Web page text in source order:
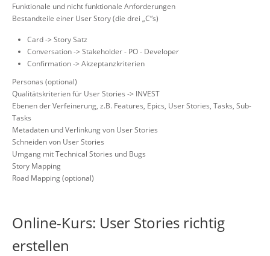
Funktionale und nicht funktionale Anforderungen
Bestandteile einer User Story (die drei „C“s)
Card -> Story Satz
Conversation -> Stakeholder - PO - Developer
Confirmation -> Akzeptanzkriterien
Personas (optional)
Qualitätskriterien für User Stories -> INVEST
Ebenen der Verfeinerung, z.B. Features, Epics, User Stories, Tasks, Sub-
Tasks
Metadaten und Verlinkung von User Stories
Schneiden von User Stories
Umgang mit Technical Stories und Bugs
Story Mapping
Road Mapping (optional)
Online-Kurs: User Stories richtig
erstellen